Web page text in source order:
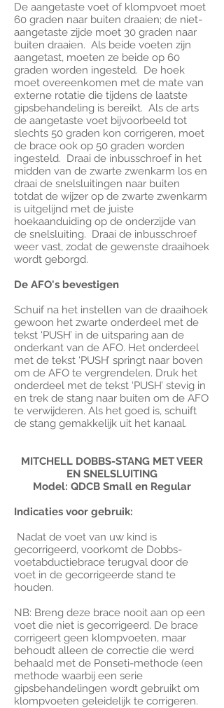
De aangetaste voet of klompvoet moet
60 graden naar buiten draaien; de niet-
aangetaste zijde moet 30 graden naar
buiten draaien. Als beide voeten zijn
aangetast, moeten ze beide op 60
graden worden ingesteld. De hoek
moet overeenkomen met de mate van
externe rotatie die tijdens de laatste
gipsbehandeling is bereikt. Als de arts
de aangetaste voet bijvoorbeeld tot
slechts 50 graden kon corrigeren, moet
de brace ook op 50 graden worden
ingesteld. Draai de inbusschroef in het
midden van de zwarte zwenkarm los en
draai de snelsluitingen naar buiten
totdat de wijzer op de zwarte zwenkarm
is uitgelijnd met de juiste
hoekaanduiding op de onderzijde van
de snelsluiting. Draai de inbusschroef
weer vast, zodat de gewenste draaihoek
wordt geborgd.
De AFO's bevestigen
Schuif na het instellen van de draaihoek
gewoon het zwarte onderdeel met de
tekst ‘PUSH’ in de uitsparing aan de
onderkant van de AFO. Het onderdeel
met de tekst ‘PUSH’ springt naar boven
om de AFO te vergrendelen. Druk het
onderdeel met de tekst ‘PUSH’ stevig in
en trek de stang naar buiten om de AFO
te verwijderen. Als het goed is, schuift
de stang gemakkelijk uit het kanaal.
MITCHELL DOBBS-STANG MET VEER
EN SNELSLUITING
Model: QDCB Small en Regular
Indicaties voor gebruik:
Nadat de voet van uw kind is
gecorrigeerd, voorkomt de Dobbs-
voetabductiebrace terugval door de
voet in de gecorrigeerde stand te
houden.
NB: Breng deze brace nooit aan op een
voet die niet is gecorrigeerd. De brace
corrigeert geen klompvoeten, maar
behoudt alleen de correctie die werd
behaald met de Ponseti-methode (een
methode waarbij een serie
gipsbehandelingen wordt gebruikt om
klompvoeten geleidelijk te corrigeren.